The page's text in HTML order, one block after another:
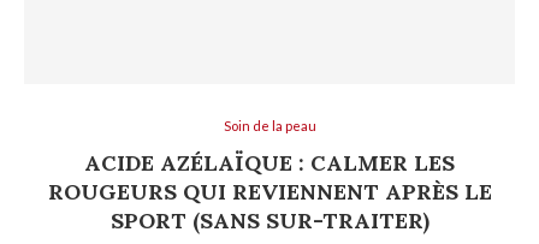
Soin de la peau
ACIDE AZÉLAÏQUE : CALMER LES
ROUGEURS QUI REVIENNENT APRÈS LE
SPORT (SANS SUR-TRAITER)